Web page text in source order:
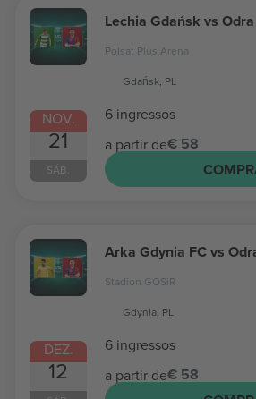
NOV.
21
SÁB.
Lechia Gdańsk vs
Polsat Plus Arena
Gdańsk, PL
6 ingressos
a partir de€ 58
DEZ.
12
Arka Gdynia FC vs
Stadion GOSiR
Gdynia, PL
6 ingressos
a partir de€ 58